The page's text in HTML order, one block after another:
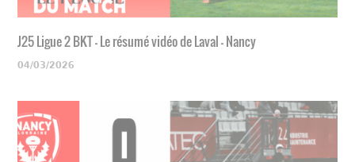
J25 Ligue 2 BKT - Le résumé vidéo de Laval - Nancy
04/03/2026